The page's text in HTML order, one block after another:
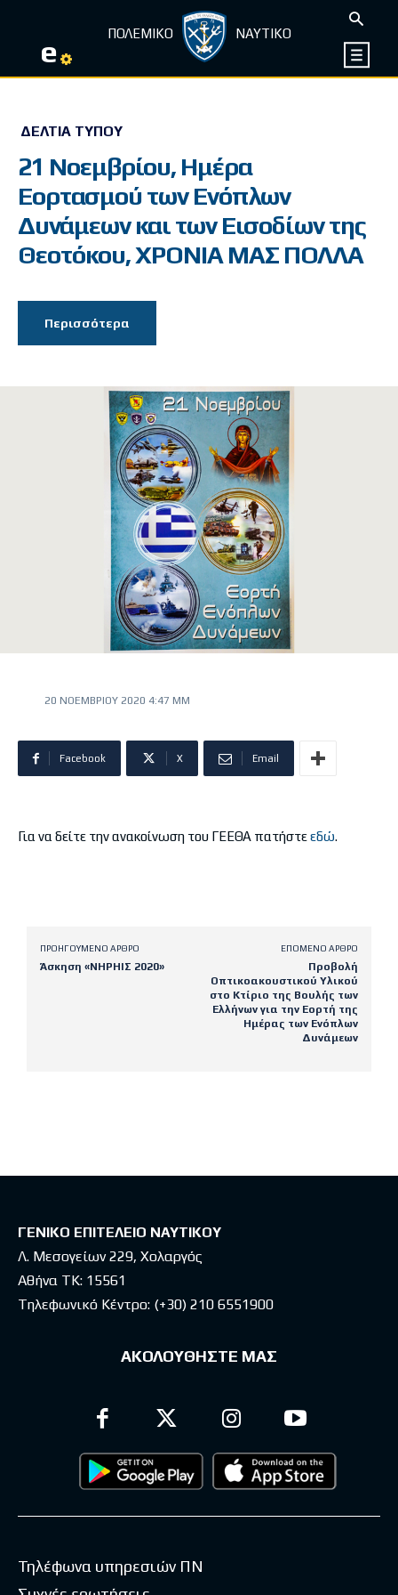
e ΠΟΛΕΜΙΚΟ ΝΑΥΤΙΚΟ
ΔΕΛΤΊΑ ΤΎΠΟΥ
21 Νοεμβρίου, Ημέρα
Εορτασμού των Ενόπλων
Δυνάμεων και των Εισοδίων της
Θεοτόκου, ΧΡΟΝΙΑ ΜΑΣ ΠΟΛΛΑ
Περισσότερα
20 ΝΟΕΜΒΡΊΟΥ 2020 4:47 ΜΜ
Facebook X Email
Για να δείτε την ανακοίνωση του ΓΕΕΘΑ πατήστεεδώ.
ΠΡΟΗΓΟΎΜΕΝΟ ΆΡΘΡΟ
Άσκηση «ΝΗΡΗΙΣ 2020»
ΕΠΌΜΕΝΟ ΆΡΘΡΟ
Προβολή
Οπτικοακουστικού Υλικού
στο Κτίριο της Βουλής των
Ελλήνων για την Εορτή της
Ημέρας των Ενόπλων
Δυνάμεων
ΓΕΝΙΚΟ ΕΠΙΤΕΛΕΙΟ ΝΑΥΤΙΚΟΥ
Λ. Μεσογείων 229, Χολαργός
Αθήνα ΤΚ: 15561
Τηλεφωνικό Κέντρο: (+30) 210 6551900
ΑΚΟΛΟΥΘΗΣΤΕ ΜΑΣ
Τηλέφωνα υπηρεσιών ΠΝ